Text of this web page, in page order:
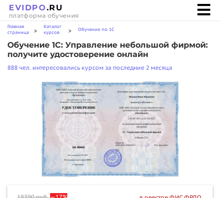
EVIDPO.RU
платформа обучения
Главная
страница
>
Каталог
курсов
> Обучение по 1С
Обучение 1C: Управление небольшой фирмой:
получите удостоверение онлайн
888 чел. интересовались курсом за последние 2 месяца